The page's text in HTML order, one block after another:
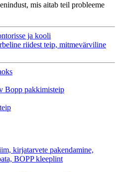
mis aitab teil probleeme
ja kooli
riidest teip, mitmevärviline
Bopp pakkimisteip